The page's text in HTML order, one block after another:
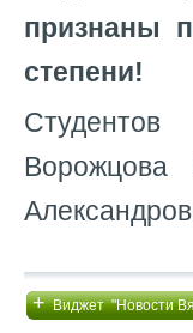
признаны
степени!
Ворожцова
+Виджет "Новости